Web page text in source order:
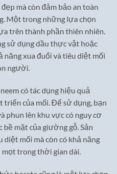
mà còn đảm bảo an toàn
Một trong những lựa chọn
trên thành phần thiên nhiên.
sử dụng dầu thực vật hoặc
xua đuổi và tiêu diệt mối
người.
có tác dụng hiệu quả
triển của mối. Để sử dụng, bạn
phun lên khu vực có nguy cơ
mặt của giường gỗ. Sản
diệt mối mà còn có khả năng
trong thời gian dài.